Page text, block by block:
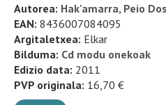
Autorea: Hak'amarra, Peio
EAN: 8436007084095
Argitaletxea: Elkar
Bilduma: Cd modu onekoak
Edizio data: 2011
PVP originala: 16,70 €